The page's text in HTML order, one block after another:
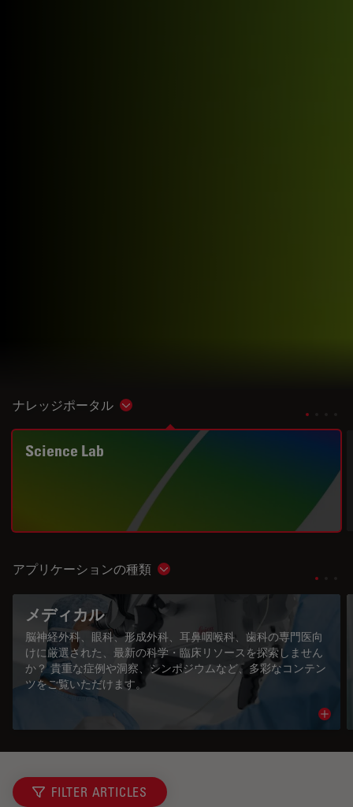
ナレッジポータル Show subnavigation
Science Lab
アプリケーションの種類 Show subnavigation
メディカル
脳神経外科、眼科、形成外科、耳鼻咽喉科、歯科の専門医向
けに厳選された、最新の科学・臨床リソースを探索しません
か？ 貴重な症例や洞察、シンポジウムなど、多彩なコンテン
ツをご覧いただけます。
FILTER ARTICLES